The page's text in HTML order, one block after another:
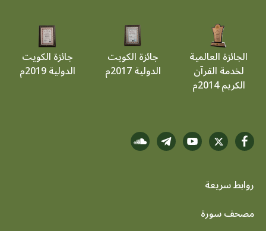
الجائزة العالمية
لخدمة القرآن
الكريم 2014م
جائزة الكويت
الدولية 2017م
جائزة الكويت
الدولية 2019م
روابط سريعة
footer menu
مصحف سورة